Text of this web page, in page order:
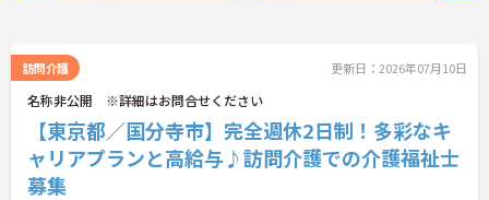
訪問介護 更新日：2026年07月10日
名称非公開 ※詳細はお問合せください
【東京都／国分寺市】完全週休2日制！多彩なキ
ャリアプランと高給与♪訪問介護での介護福祉士
募集